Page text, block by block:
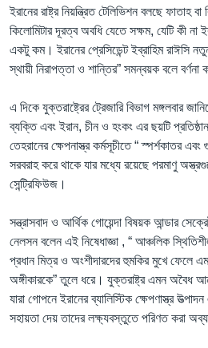
ইরানের রাষ্ট্র নিয়ন্ত্রিত টেলিভিশন বলছে ফাতাহ
কিলোমিটার দূরত্ব অবধি যেতে সক্ষম, যেটি কী না
একটু কম। ইরানের প্রেসিডেন্ট ইব্রাহিম রাঈসি
স্থায়ী নিরাপত্তা ও শান্তির” সমন্বয়ক বলে বর্ণনা
এ দিকে যুক্তরাষ্ট্রের ট্রেজারি বিভাগ মঙ্গলবার
ব্যক্তি এবং ইরান, চীন ও হংকং এর ছয়টি
তেহরানের ক্ষেপনাস্ত্র কর্মসূচীতে “ স্পর্শকাতর
সরবরাহ করে থাকে যার মধ্যে রয়েছে পরমাণু
সেন্ট্রিফিউজ।
সন্ত্রাসবাদ ও আর্থিক গোয়েন্দা বিষয়ক আন্ডার
নেলসন বলেন এই নিষেধাজ্ঞা , “ আঞ্চলিক
প্রধান মিত্র ও অংশীদারদের হুমকির মুখে ফেলে
অঙ্গীকারকে” তুলে ধরে। যুক্তরাষ্ট্র এমন অবৈধ
যারা গোপনে ইরানের ব্যালিস্টিক ক্ষেপণাস্ত্র
সহায়তা দেয় তাদের লক্ষ্যবস্তুতে পরিণত করা